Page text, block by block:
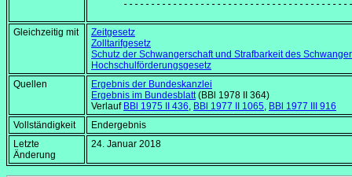
Gleichzeitig mit
Zeitgesetz
Zolltarifgesetz
Schutz der Schwangerschaft und Strafbarkeit des
Hochschulförderungsgesetz
Quellen
Ergebnis der Bundeskanzlei
Ergebnis im Bundesblatt(BBl 1978 II 364)
Verlauf BBl 1975 II 436, BBl 1977 II 1065, BBl 1977 III 916
Vollständigkeit
Endergebnis
Letzte
Änderung
24. Januar 2018